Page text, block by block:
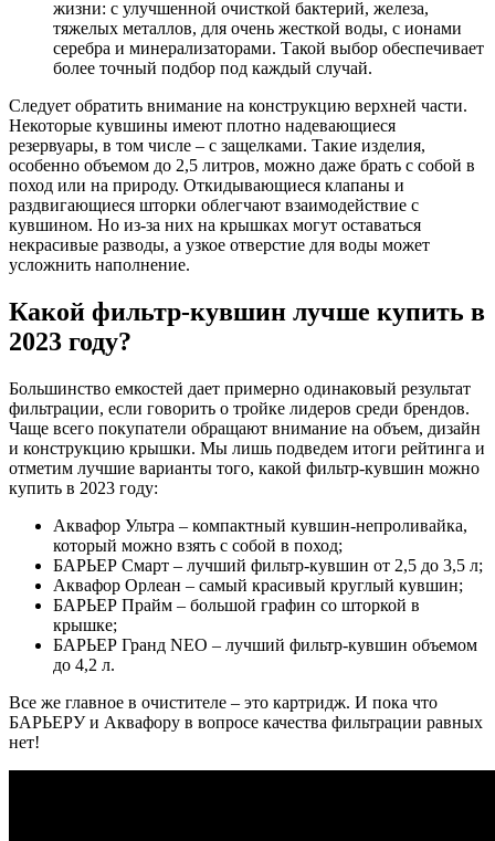
жизни: с улучшенной очисткой бактерий, железа,
тяжелых металлов, для очень жесткой воды, с ионами
серебра и минерализаторами. Такой выбор обеспечивает
более точный подбор под каждый случай.
Следует обратить внимание на конструкцию верхней части.
Некоторые кувшины имеют плотно надевающиеся
резервуары, в том числе – с защелками. Такие изделия,
особенно объемом до 2,5 литров, можно даже брать с собой в
поход или на природу. Откидывающиеся клапаны и
раздвигающиеся шторки облегчают взаимодействие с
кувшином. Но из-за них на крышках могут оставаться
некрасивые разводы, а узкое отверстие для воды может
усложнить наполнение.
Какой фильтр-кувшин лучше купить в
2023 году?
Большинство емкостей дает примерно одинаковый результат
фильтрации, если говорить о тройке лидеров среди брендов.
Чаще всего покупатели обращают внимание на объем, дизайн
и конструкцию крышки. Мы лишь подведем итоги рейтинга и
отметим лучшие варианты того, какой фильтр-кувшин можно
купить в 2023 году:
Аквафор Ультра – компактный кувшин-непроливайка,
который можно взять с собой в поход;
БАРЬЕР Смарт – лучший фильтр-кувшин от 2,5 до 3,5 л;
Аквафор Орлеан – самый красивый круглый кувшин;
БАРЬЕР Прайм – большой графин со шторкой в
крышке;
БАРЬЕР Гранд NEO – лучший фильтр-кувшин объемом
до 4,2 л.
Все же главное в очистителе – это картридж. И пока что
БАРЬЕРУ и Аквафору в вопросе качества фильтрации равных
нет!